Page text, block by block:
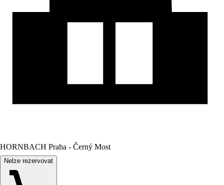
HORNBACH Praha - Černý Most
Nelze rezervovat